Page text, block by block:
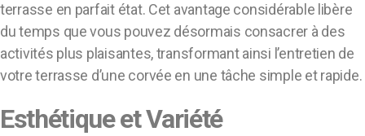
terrasse en parfait état. Cet avantage considérable libère
du temps que vous pouvez désormais consacrer à des
activités plus plaisantes, transformant ainsi l’entretien de
votre terrasse d’une corvée en une tâche simple et rapide.
Esthétique et Variété